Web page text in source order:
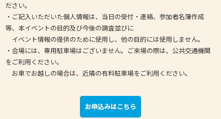
ださい。
・ご記入いただいた個人情報は、当日の受付・連絡、参加者名簿作成
等、本イベントの目的及び今後の調査並びに
イベント情報の提供のために使用し、他の目的には使用しません。
・会場には、専用駐車場はございません。ご来場の際は、公共交通機関
をご利用ください。
お車でお越しの場合は、近隣の有料駐車場をご利用ください。
お申込みはこちら